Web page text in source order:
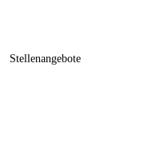
Stellenangebote